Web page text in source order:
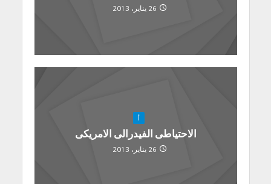
26 يناير، 2013
أ
الاحتياطى الفيدرالى الامريكى
26 يناير، 2013